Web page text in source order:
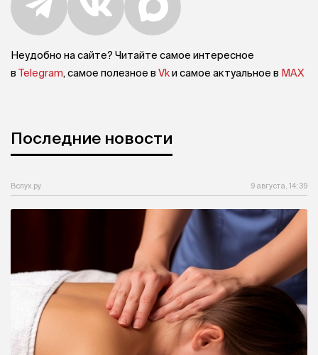
Неудобно на сайте? Читайте самое интересное
в Telegram, самое полезное в Vkи самое актуальное в MAX
Последние новости
Вслух.ру 9 августа, 14:39